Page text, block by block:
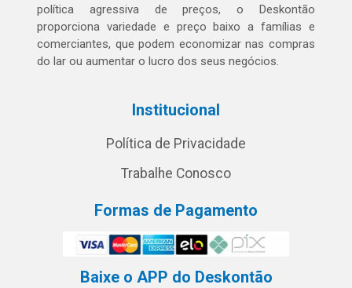
política agressiva de preços, o Deskontão
proporciona variedade e preço baixo a famílias e
comerciantes, que podem economizar nas compras
do lar ou aumentar o lucro dos seus negócios.
Institucional
Política de Privacidade
Trabalhe Conosco
Formas de Pagamento
Baixe o APP do Deskontão